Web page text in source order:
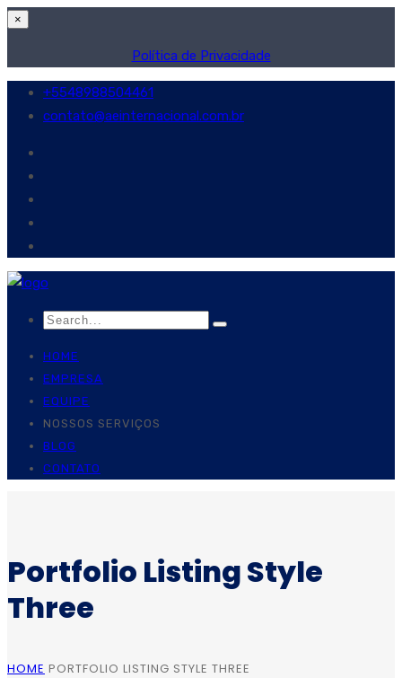
×
Política de Privacidade
+5548988504461
contato@aeinternacional.com.br
HOME
EMPRESA
EQUIPE
NOSSOS SERVIÇOS
BLOG
CONTATO
Portfolio Listing Style
Three
HOME PORTFOLIO LISTING STYLE THREE